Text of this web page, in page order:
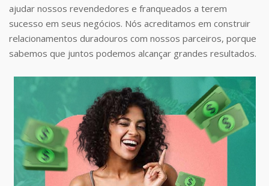
ajudar nossos revendedores e franqueados a terem
sucesso em seus negócios. Nós acreditamos em construir
relacionamentos duradouros com nossos parceiros, porque
sabemos que juntos podemos alcançar grandes resultados.